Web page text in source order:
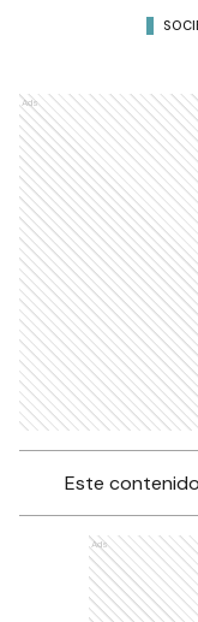
Ads
Este
Ads